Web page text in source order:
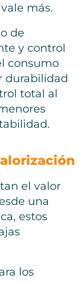
más.
de
y control
consumo
durabilidad
total al
el valor
una
estos
los